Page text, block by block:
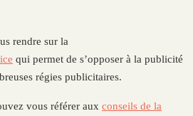
rendre sur la
qui permet de s’opposer à la publicité
régies publicitaires.
vous référer aux conseils de la